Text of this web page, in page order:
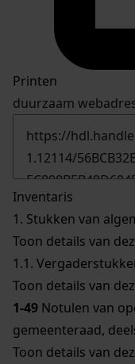
Printen
duurzaam
Inventaris
1. Stukken van
Toon details van
1.1.
Toon details van
1-49 Notulen van
gemeenteraad,
Toon details van